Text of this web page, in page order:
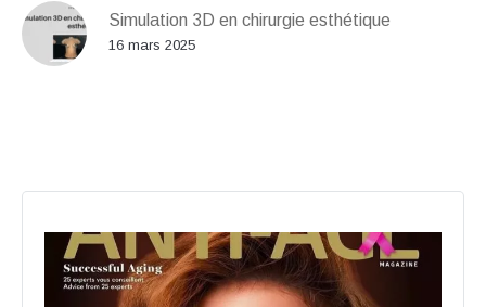
Simulation 3D en chirurgie esthétique
16 mars 2025